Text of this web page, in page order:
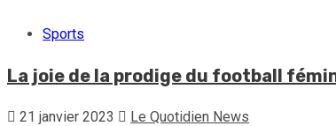
Sports
La joie de la prodige du football
21 janvier 2023 Le Quotidien News